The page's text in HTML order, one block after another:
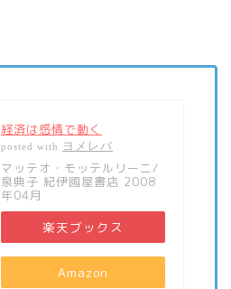
経済は感情で動く
posted with ヨメレバ
マッテオ・モッテルリーニ/
泉典子 紀伊國屋書店 2008
年04月
楽天ブックス
Amazon